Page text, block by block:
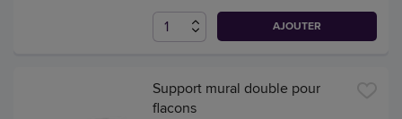
AJOUTER
Support mural double pour
flacons